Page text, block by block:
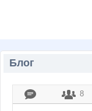
Блог
8